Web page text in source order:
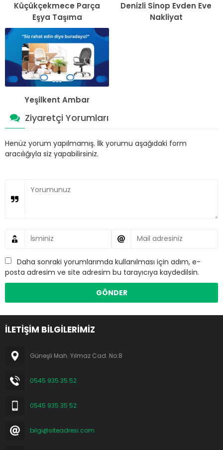
Küçükçekmece Parça
Eşya Taşıma
Denizli Sinop Evden Eve
Nakliyat
Yeşilkent Ambar
Ziyaretçi Yorumları
Henüz yorum yapılmamış. İlk yorumu aşağıdaki form
aracılığıyla siz yapabilirsiniz.
Daha sonraki yorumlarımda kullanılması için adım, e-
posta adresim ve site adresim bu tarayıcıya kaydedilsin.
İLETİŞİM BİLGİLERİMİZ
Güneşli Mah. Yılmaz Cad. No:8
0545 935 35 52
0545 935 35 52
bilgi@siteadresi.com